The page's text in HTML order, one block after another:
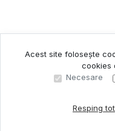
Sună acum
Acest site folosește
cookies
Necesare
Resping tot